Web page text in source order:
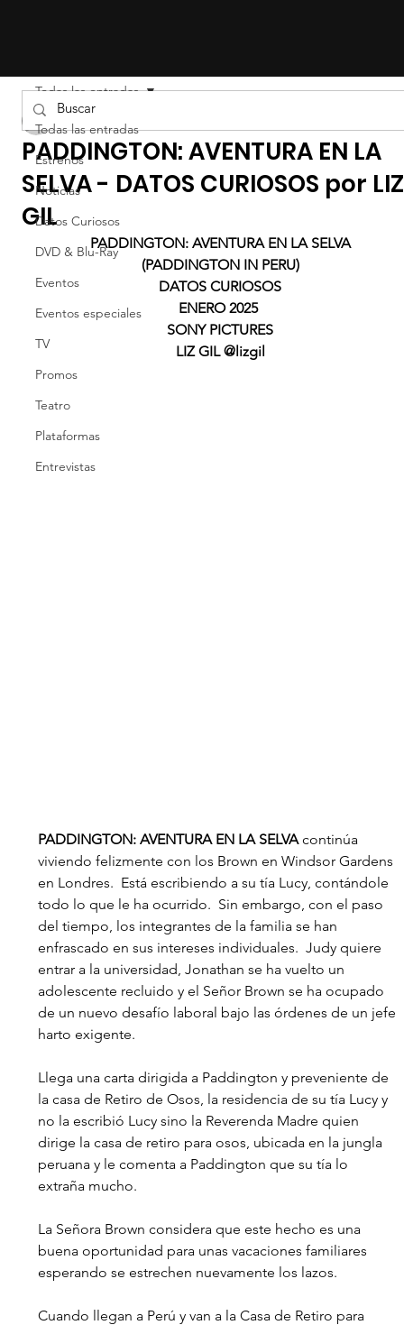
Todas las entradas
Estrenos
Noticias
Datos Curiosos
DVD & Blu-Ray
Eventos
Eventos especiales
TV
Promos
Teatro
Plataformas
Entrevistas
Todas las entradas
PADDINGTON: AVENTURA EN LA
SELVA - DATOS CURIOSOS por LIZ
GIL
PADDINGTON: AVENTURA EN LA SELVA
(PADDINGTON IN PERU)
DATOS CURIOSOS
ENERO 2025
SONY PICTURES
LIZ GIL @lizgil
PADDINGTON: AVENTURA EN LA SELVA continúa
viviendo felizmente con los Brown en Windsor Gardens
en Londres.  Está escribiendo a su tía Lucy, contándole
todo lo que le ha ocurrido.  Sin embargo, con el paso
del tiempo, los integrantes de la familia se han
enfrascado en sus intereses individuales.  Judy quiere
entrar a la universidad, Jonathan se ha vuelto un
adolescente recluido y el Señor Brown se ha ocupado
de un nuevo desafío laboral bajo las órdenes de un jefe
harto exigente.
Llega una carta dirigida a Paddington y preveniente de
la casa de Retiro de Osos, la residencia de su tía Lucy y
no la escribió Lucy sino la Reverenda Madre quien
dirige la casa de retiro para osos, ubicada en la jungla
peruana y le comenta a Paddington que su tía lo
extraña mucho.
La Señora Brown considera que este hecho es una
buena oportunidad para unas vacaciones familiares
esperando se estrechen nuevamente los lazos.
Cuando llegan a Perú y van a la Casa de Retiro para